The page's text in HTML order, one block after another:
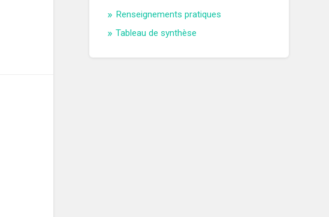
Renseignements pratiques
Tableau de synthèse